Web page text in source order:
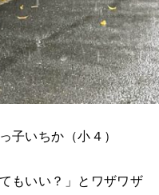
子いちか（小４）
もいい？」とワザワザ